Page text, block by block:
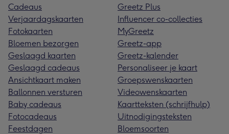
Cadeaus
Verjaardagskaarten
Fotokaarten
Bloemen bezorgen
Geslaagd kaarten
Geslaagd cadeaus
Ansichtkaart maken
Ballonnen versturen
Baby cadeaus
Fotocadeaus
Feestdagen
Greetz Plus
Influencer co-collecties
MyGreetz
Greetz-app
Greetz-kalender
Personaliseer je kaart
Groepswenskaarten
Videowenskaarten
Kaartteksten (schrijfhulp)
Uitnodigingsteksten
Bloemsoorten